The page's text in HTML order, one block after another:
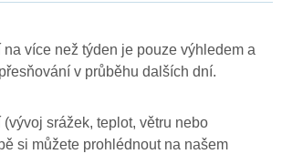
více než týden je pouze výhledem a
v průběhu dalších dní.
srážek, teplot, větru nebo
si můžete prohlédnout na našem